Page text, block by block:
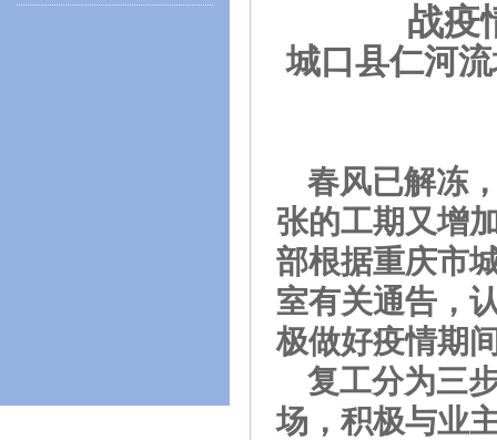
战疫
城口县仁河
春风已解冻
张的工期又增
部根据重庆市
室有关通告，
极做好疫情期
复工分为三
场，积极与业